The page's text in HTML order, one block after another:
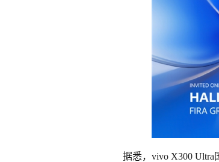
据悉，vivo X300 Ultra